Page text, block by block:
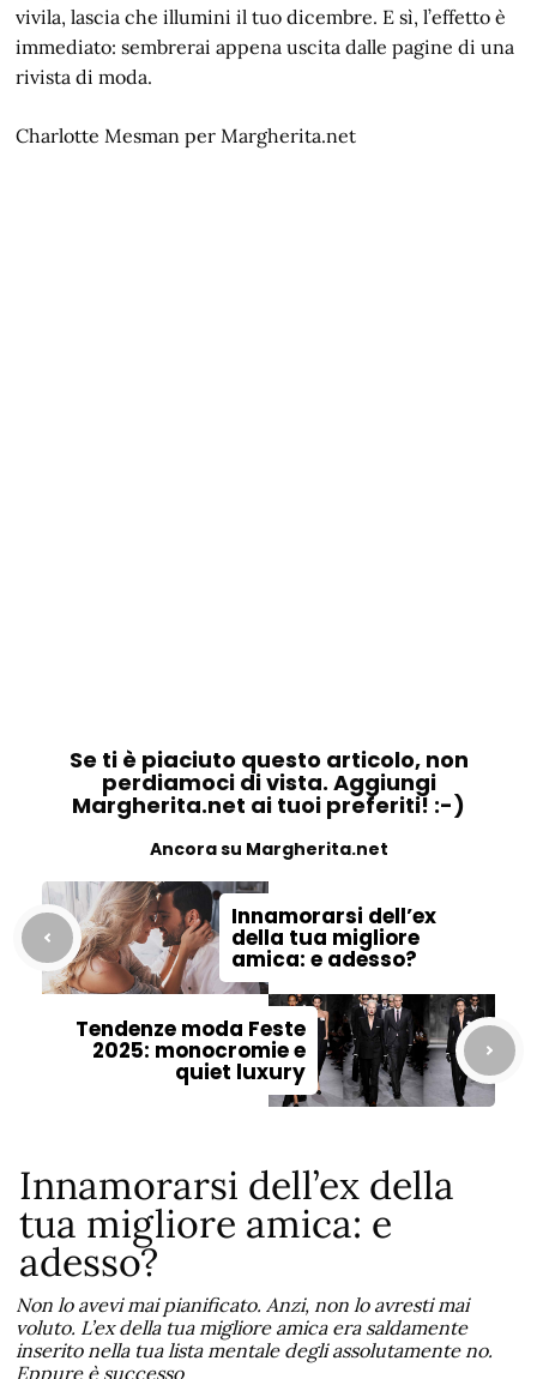
vivila, lascia che illumini il tuo dicembre. E sì, l’effetto è
immediato: sembrerai appena uscita dalle pagine di una
rivista di moda.
Charlotte Mesman per Margherita.net
Se ti è piaciuto questo articolo, non
perdiamoci di vista. Aggiungi
Margherita.net ai tuoi preferiti! :-)
Ancora su Margherita.net
Innamorarsi dell’ex
della tua migliore
amica: e adesso?
Tendenze moda Feste
2025: monocromie e
quiet luxury
Innamorarsi dell’ex della
tua migliore amica: e
adesso?
Non lo avevi mai pianificato. Anzi, non lo avresti mai
voluto. L’ex della tua migliore amica era saldamente
inserito nella tua lista mentale degli assolutamente no.
Eppure è successo